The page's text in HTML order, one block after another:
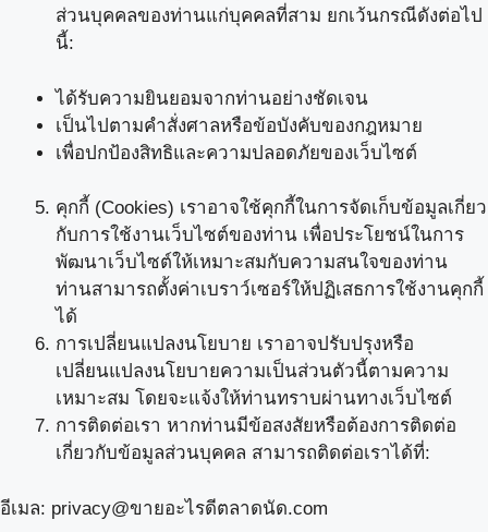
ส่วนบุคคลของท่านแก่บุคคลที่สาม ยกเว้นกรณีดังต่อไป
นี้:
ได้รับความยินยอมจากท่านอย่างชัดเจน
เป็นไปตามคำสั่งศาลหรือข้อบังคับของกฎหมาย
เพื่อปกป้องสิทธิและความปลอดภัยของเว็บไซต์
คุกกี้ (Cookies) เราอาจใช้คุกกี้ในการจัดเก็บข้อมูลเกี่ยว
กับการใช้งานเว็บไซต์ของท่าน เพื่อประโยชน์ในการ
พัฒนาเว็บไซต์ให้เหมาะสมกับความสนใจของท่าน
ท่านสามารถตั้งค่าเบราว์เซอร์ให้ปฏิเสธการใช้งานคุกกี้
ได้
การเปลี่ยนแปลงนโยบาย เราอาจปรับปรุงหรือ
เปลี่ยนแปลงนโยบายความเป็นส่วนตัวนี้ตามความ
เหมาะสม โดยจะแจ้งให้ท่านทราบผ่านทางเว็บไซต์
การติดต่อเรา หากท่านมีข้อสงสัยหรือต้องการติดต่อ
เกี่ยวกับข้อมูลส่วนบุคคล สามารถติดต่อเราได้ที่:
อีเมล: privacy@ขายอะไรดีตลาดนัด.com